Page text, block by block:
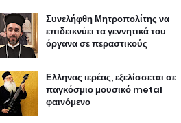
Συνελήφθη Μητροπολίτης να
επιδεικνύει τα γεννητικά του
όργανα σε περαστικούς
Ελληνας ιερέας, εξελίσσεται σε
παγκόσμιο μουσικό metal
φαινόμενο